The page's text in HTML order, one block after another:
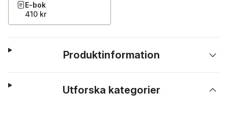
E-bok
410 kr
Produktinformation
Utforska kategorier